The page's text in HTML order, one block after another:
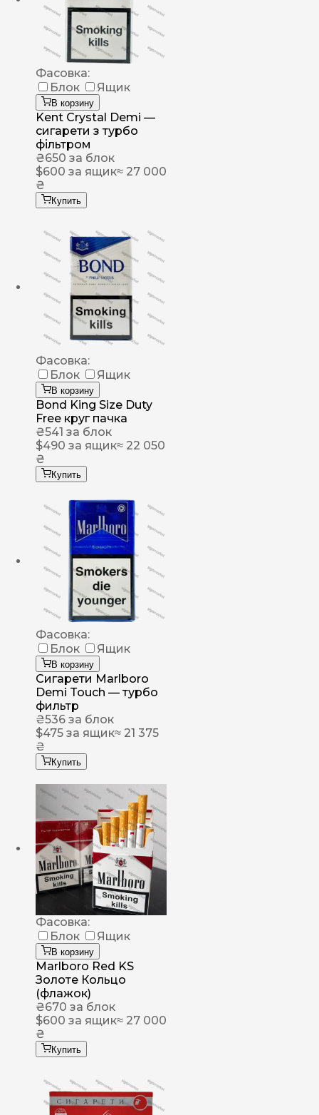
Фасовка:
Блок
Ящик
В корзину
Kent Crystal Demi —
сигарети з турбо
фільтром
₴650 за блок
$600 за ящик≈ 27 000
₴
Купить
Фасовка:
Блок
Ящик
В корзину
Bond King Size Duty
Free круг пачка
₴541 за блок
$490 за ящик≈ 22 050
₴
Купить
Фасовка:
Блок
Ящик
В корзину
Сигарети Marlboro
Demi Touch — турбо
фильтр
₴536 за блок
$475 за ящик≈ 21 375
₴
Купить
Фасовка:
Блок
Ящик
В корзину
Marlboro Red KS
Золоте Кольцо
(флажок)
₴670 за блок
$600 за ящик≈ 27 000
₴
Купить